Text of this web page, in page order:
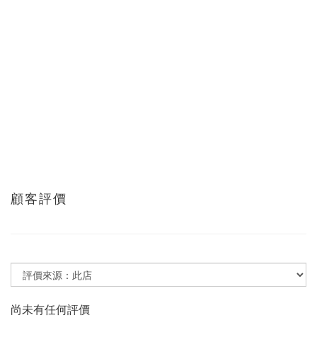
顧客評價
尚未有任何評價